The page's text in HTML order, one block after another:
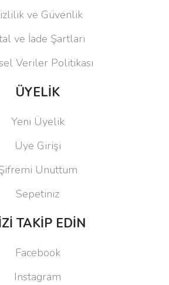
ve Güvenlik
ve İade Şartları
Veriler Politikası
ÜYELİK
Yeni Üyelik
Üye Girişi
Unuttum
Sepetiniz
TAKİP EDİN
Facebook
Instagram